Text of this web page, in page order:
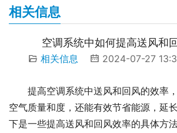
相关信息
空调系统中如何提高送风和
相关信息 2024-07-27
提高空调系统中送风和回风的效率
空气质量和度，还能有效节省能源，延
下是一些提高送风和回风效率的具体方法